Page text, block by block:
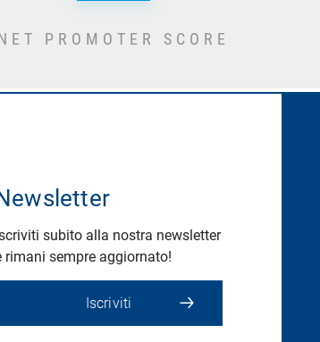
PROMOTER SCORE
subito alla nostra newsletter
rimani sempre aggiornato!
Iscriviti